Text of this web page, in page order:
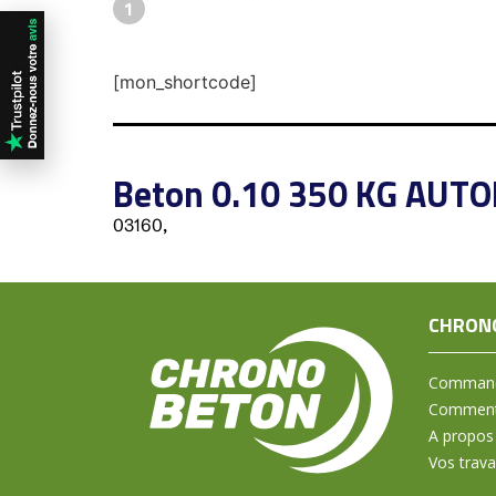
1
[mon_shortcode]
Beton 0.10 350 KG
03160,
A propos
Vos